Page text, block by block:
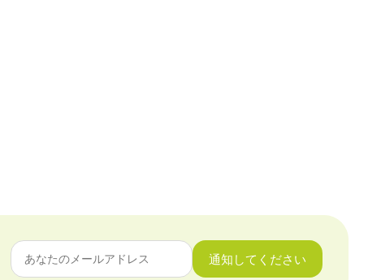
通知してください